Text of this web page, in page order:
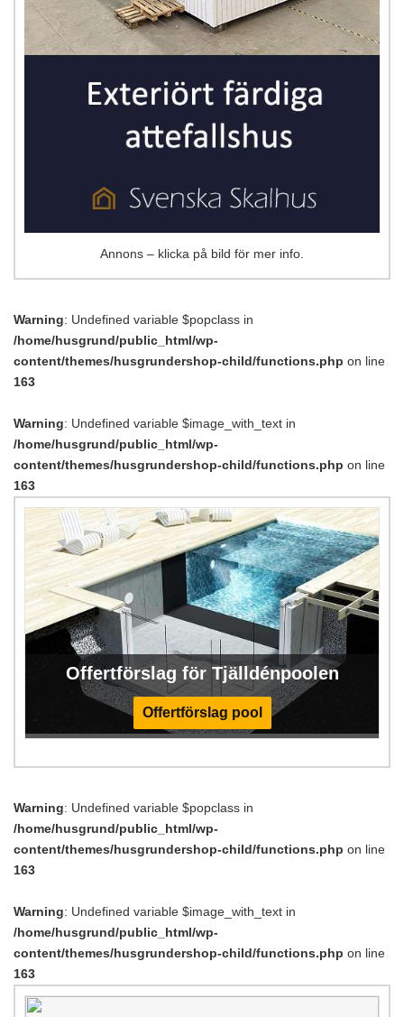
Annons – klicka på bild för mer info.
Warning: Undefined variable $popclass in
/home/husgrund/public_html/wp-
content/themes/husgrundershop-child/functions.php on line
163
Warning: Undefined variable $image_with_text in
/home/husgrund/public_html/wp-
content/themes/husgrundershop-child/functions.php on line
163
Offertförslag för Tjälldénpoolen
Offertförslag pool
Warning: Undefined variable $popclass in
/home/husgrund/public_html/wp-
content/themes/husgrundershop-child/functions.php on line
163
Warning: Undefined variable $image_with_text in
/home/husgrund/public_html/wp-
content/themes/husgrundershop-child/functions.php on line
163